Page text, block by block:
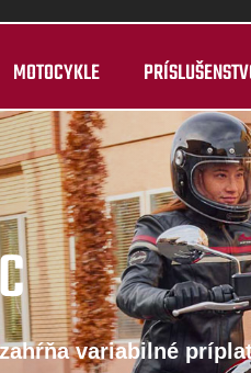
MOTOCYKLE
variabilné